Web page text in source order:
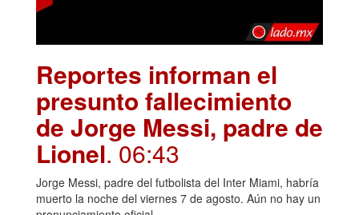
Reportes informan el
presunto fallecimiento
de Jorge Messi, padre de
Lionel. 06:43
Jorge Messi, padre del futbolista del Inter Miami, habría
muerto la noche del viernes 7 de agosto. Aún no hay un